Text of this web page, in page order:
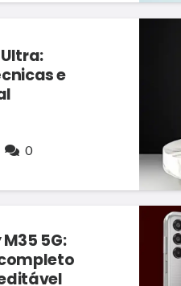
e
0
5G: